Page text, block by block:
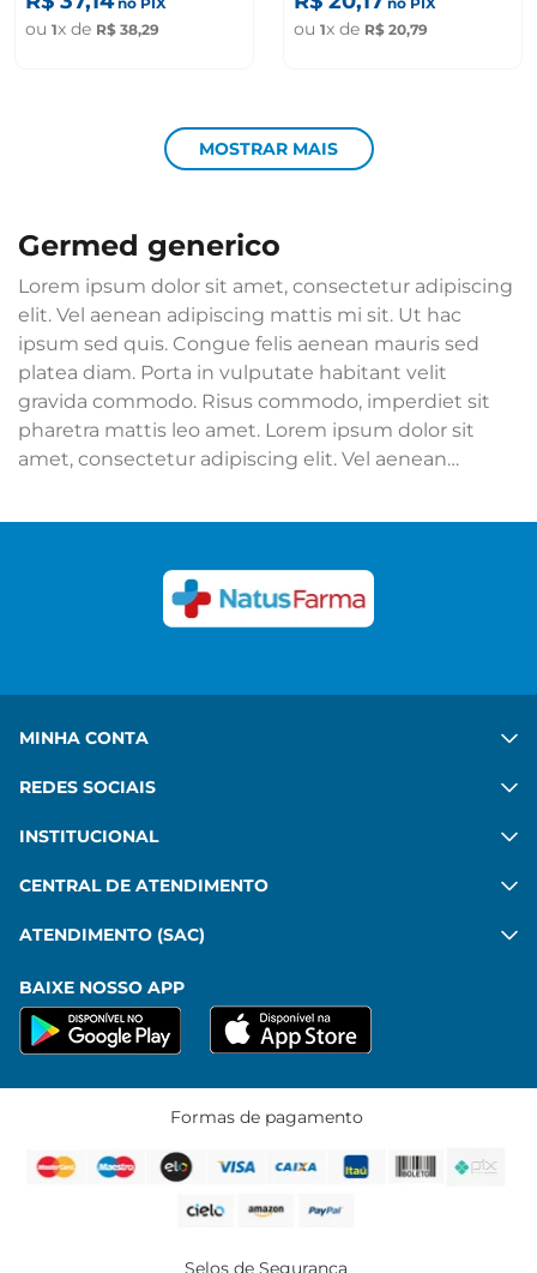
ou 1x de R$ 38,29 ou 1x de R$ 20,79
MOSTRAR MAIS
germed generico
Lorem ipsum dolor sit amet, consectetur adipiscing
elit. Vel aenean adipiscing mattis mi sit. Ut hac
ipsum sed quis. Congue felis aenean mauris sed
platea diam. Porta in vulputate habitant velit
gravida commodo. Risus commodo, imperdiet sit
pharetra mattis leo amet. Lorem ipsum dolor sit
amet, consectetur adipiscing elit. Vel aenean
Congue felis aenean mauris sed platea diam. Porta
commodo, imperdiet sit pharetra mattis leo amet.
MINHA CONTA
REDES SOCIAIS
INSTITUCIONAL
CENTRAL DE ATENDIMENTO
ATENDIMENTO (SAC)
BAIXE NOSSO APP
Formas de pagamento
Selos de Segurança